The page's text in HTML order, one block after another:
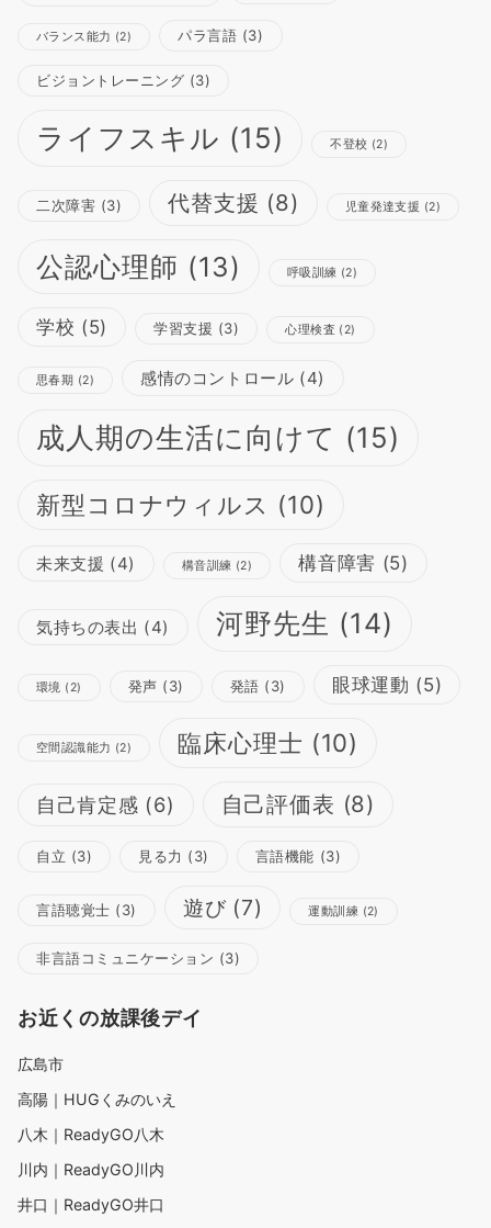
バランス能力 (2) パラ言語 (3)
ビジョントレーニング (3)
ライフスキル (15) 不登校 (2)
二次障害 (3) 代替支援 (8) 児童発達支援 (2)
公認心理師 (13) 呼吸訓練 (2)
学校 (5) 学習支援 (3) 心理検査 (2)
思春期 (2) 感情のコントロール (4)
成人期の生活に向けて (15)
新型コロナウィルス (10)
未来支援 (4) 構音訓練 (2) 構音障害 (5)
気持ちの表出 (4) 河野先生 (14)
環境 (2) 発声 (3) 発語 (3) 眼球運動 (5)
空間認識能力 (2) 臨床心理士 (10)
自己肯定感 (6) 自己評価表 (8)
自立 (3) 見る力 (3) 言語機能 (3)
言語聴覚士 (3) 遊び(7) 運動訓練 (2)
非言語コミュニケーション (3)
お近くの放課後デイ
広島市
高陽｜HUGくみのいえ
八木｜ReadyGO八木
川内｜ReadyGO川内
井口｜ReadyGO井口